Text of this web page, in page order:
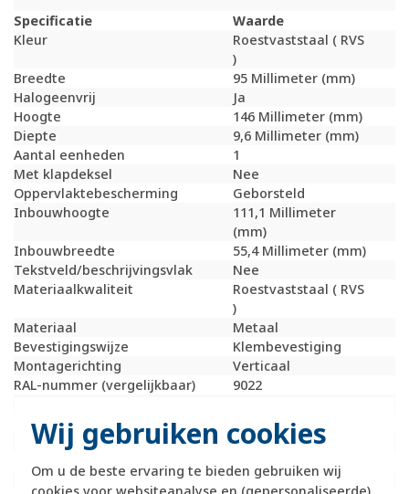
Wij gebruiken cookies
Om u de beste ervaring te bieden gebruiken wij
cookies voor websiteanalyse en (gepersonaliseerde)
Specificatie
Waarde
Kleur
Roestvaststaal ( RVS
)
Breedte
95 Millimeter (mm)
Halogeenvrij
Ja
Hoogte
146 Millimeter (mm)
Diepte
9,6 Millimeter (mm)
Aantal eenheden
1
Met klapdeksel
Nee
Oppervlaktebescherming
Geborsteld
Inbouwhoogte
111,1 Millimeter
(mm)
Inbouwbreedte
55,4 Millimeter (mm)
Tekstveld/beschrijvingsvlak
Nee
Materiaalkwaliteit
Roestvaststaal ( RVS
)
Materiaal
Metaal
Bevestigingswijze
Klembevestiging
Montagerichting
Verticaal
RAL-nummer (vergelijkbaar)
9022
Beschermingsgraad (IP)
Geschikt voor vloerpot
Nee
Transparant
Uitvoering oppervlakte
Mat